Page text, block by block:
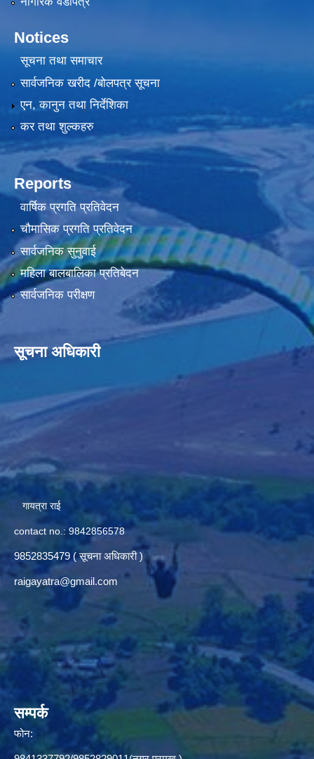
Notices
सूचना तथा समाचार
सार्वजनिक खरीद /बोलपत्र सूचना
एन, कानुन तथा निर्देशिका
कर तथा शुल्कहरु
Reports
वार्षिक प्रगति प्रतिवेदन
चौमासिक प्रगति प्रतिवेदन
सार्वजनिक सुनुवाई
महिला बालबालिका प्रतिबेदन
सार्वजनिक परीक्षण
सूचना अधिकारी
गायत्रा राई
contact no.: 9842856578
9852835479 ( सूचना अधिकारी )
raigayatra@gmail.com
सम्पर्क
फोन: